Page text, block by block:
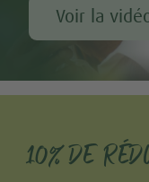
Voir la
10% DE